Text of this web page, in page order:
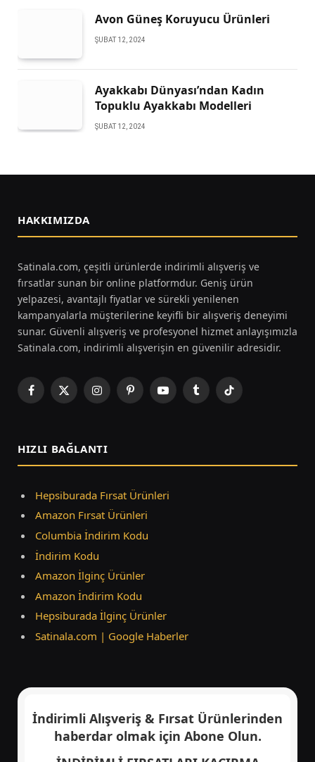
Avon Güneş Koruyucu Ürünleri
ŞUBAT 12, 2024
Ayakkabı Dünyası’ndan Kadın
Topuklu Ayakkabı Modelleri
ŞUBAT 12, 2024
HAKKIMIZDA
Satinala.com, çeşitli ürünlerde indirimli alışveriş ve
fırsatlar sunan bir online platformdur. Geniş ürün
yelpazesi, avantajlı fiyatlar ve sürekli yenilenen
kampanyalarla müşterilerine keyifli bir alışveriş deneyimi
sunar. Güvenli alışveriş ve profesyonel hizmet anlayışımızla
Satinala.com, indirimli alışverişin en güvenilir adresidir.
Facebook
X
InstagramPinterestYouTubeTumblrTikTok
HIZLI BAĞLANTI
Hepsiburada Fırsat Ürünleri
Amazon Fırsat Ürünleri
Columbia İndirim Kodu
İndirim Kodu
Amazon İlginç Ürünler
Amazon İndirim Kodu
Hepsiburada İlginç Ürünler
Satinala.com | Google Haberler
İndirimli Alışveriş & Fırsat Ürünlerinden
haberdar olmak için Abone Olun.